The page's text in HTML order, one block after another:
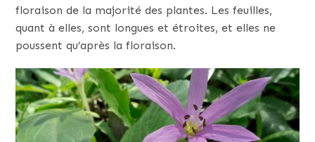
floraison de la majorité des plantes. Les feuilles,
quant à elles, sont longues et étroites, et elles ne
poussent qu’après la floraison.